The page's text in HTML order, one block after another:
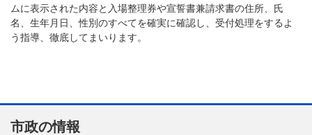
ムに表示された内容と入場整理券や宣誓書兼請求書の住所、氏
名、生年月日、性別のすべてを確実に確認し、受付処理をするよ
う指導、徹底してまいります。
市政の情報